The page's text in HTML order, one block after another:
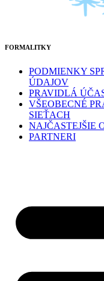
FORMALITKY
PODMIENKY
ÚDAJOV
PRAVIDLÁ
VŠEOBECNÉ
SIEŤACH
NAJČASTEJŠIE
PARTNERI